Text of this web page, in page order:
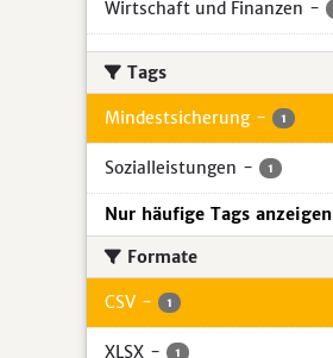
Wirtschaft und Finanzen -
Tags
Mindestsicherung - 1
Sozialleistungen - 1
Nur häufige Tags anzeigen
Formate
CSV - 1
XLSX - 1